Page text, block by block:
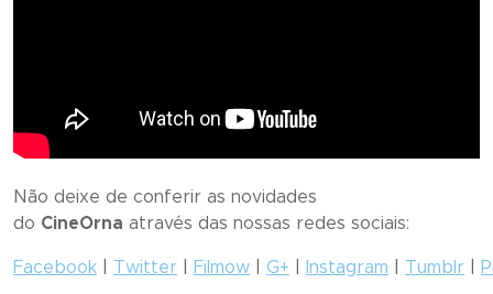
Não deixe de conferir as novidades
do CineOrna através das nossas redes sociais:
Facebook Twitter Filmow G+ Instagram Tumblr